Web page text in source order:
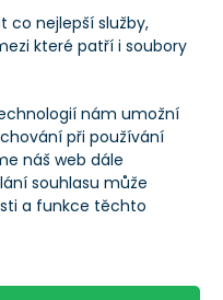
co nejlepší služby,
které patří i soubory
nám umožní
při používání
náš web dále
souhlasu může
a funkce těchto
a investor s
praxí na finančních
na technickou
komoditních a
2014 aktivně